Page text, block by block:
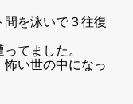
間を泳いで３往復
てました。
い世の中になっ